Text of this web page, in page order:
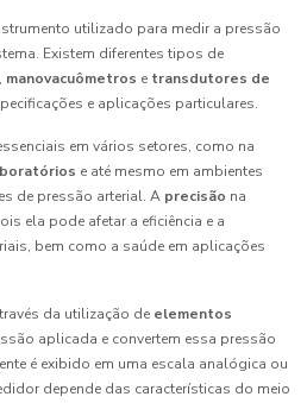
utilizado para medir a pressão
Existem diferentes tipos de
, manovacuômetros e transdutores de
e aplicações particulares.
em vários setores, como na
e até mesmo em ambientes
de pressão arterial. A precisão na
ela pode afetar a eficiência e a
bem como a saúde em aplicações
da utilização de elementos
aplicada e convertem essa pressão
é exibido em uma escala analógica ou
depende das características do meio